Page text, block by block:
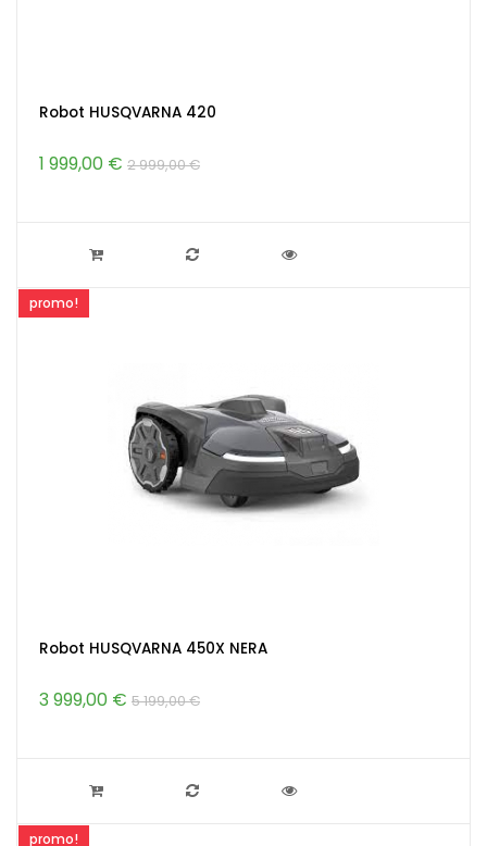
Robot HUSQVARNA 420
1 999,00 € 2 999,00 €
promo!
Robot HUSQVARNA 450X NERA
3 999,00 € 5 199,00 €
promo!